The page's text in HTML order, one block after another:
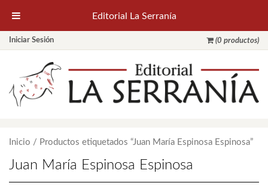
Iniciar Sesión (0 productos)
Inicio / Productos etiquetados “Juan María Espinosa Espinosa”
Juan María Espinosa Espinosa
Editorial La Serranía